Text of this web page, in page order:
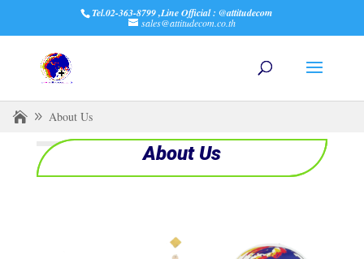
Tel.02-363-8799 ,Line Official : @attitudecom
sales@attitudecom.co.th
About Us
About Us